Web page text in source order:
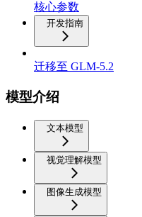
核心参数
开发指南
迁移至 GLM-5.2
模型介绍
文本模型
视觉理解模型
图像生成模型